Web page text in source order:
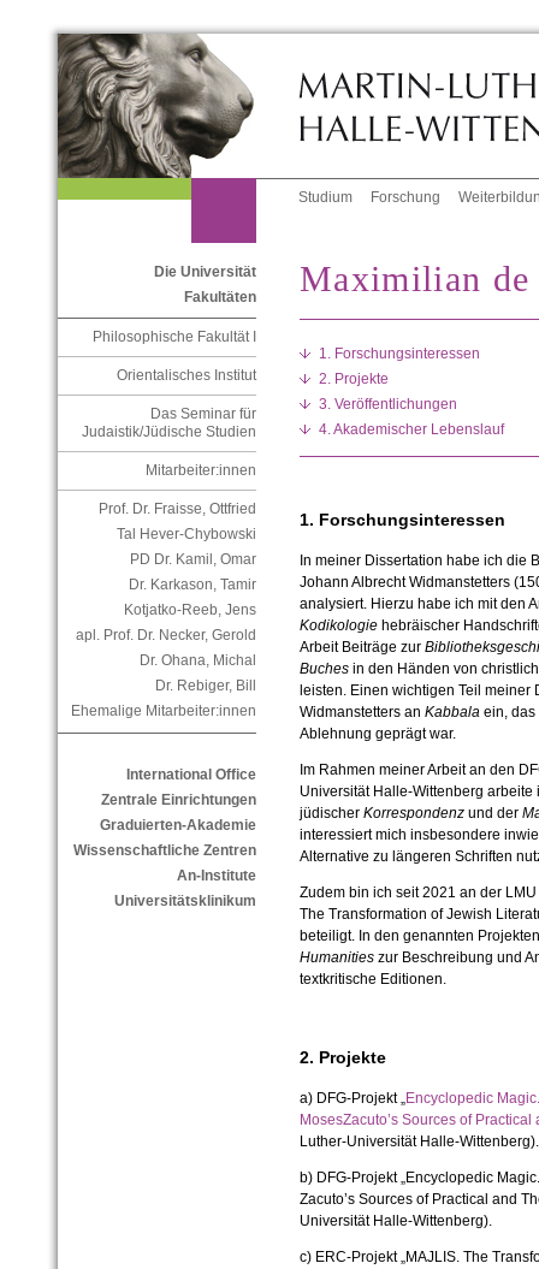
Studium Forschung
Die Universität
Fakultäten
Philosophische Fakultät I
Orientalisches Institut
Das Seminar für
Judaistik/Jüdische Studien
Mitarbeiter:innen
Prof. Dr. Fraisse, Ottfried
Tal Hever-Chybowski
PD Dr. Kamil, Omar
Dr. Karkason, Tamir
Kotjatko-Reeb, Jens
apl. Prof. Dr. Necker, Gerold
Dr. Ohana, Michal
Dr. Rebiger, Bill
Ehemalige Mitarbeiter:innen
International Office
Zentrale Einrichtungen
Graduierten-Akademie
Wissenschaftliche Zentren
An-Institute
Universitätsklinikum
Maximilian
1. Forschungsinteressen
2. Projekte
3. Veröffentlichungen
4. Akademischer Lebenslauf
1. Forschungsinteressen
In meiner Dissertation habe ich die
Johann Albrecht Widmanstetters
analysiert. Hierzu habe ich mit den
Kodikologiehebräischer
Arbeit Beiträge zur
Buchesin den Händen von
leisten. Einen wichtigen Teil meiner
Widmanstetters an Kabbalaein, das
Ablehnung geprägt war.
Im Rahmen meiner Arbeit an den
Universität Halle-Wittenberg
jüdischer Korrespondenzund der
interessiert mich insbesondere
Alternative zu längeren Schriften
Zudem bin ich seit 2021 an der
The Transformation of Jewish
beteiligt. In den genannten
Humanitieszur Beschreibung und
textkritische Editionen.
2. Projekte
a) DFG-Projekt „Encyclopedic
MosesZacuto’s Sources of
Luther-Universität Halle-Wittenberg).
b) DFG-Projekt „Encyclopedic
Zacuto’s Sources of Practical and
Universität Halle-Wittenberg).
c) ERC-Projekt „MAJLIS. The